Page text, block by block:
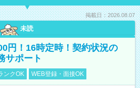
掲載日：2026.08.07
未読
円！16時定時！契約状況の
サポート
ンクOK WEB登録・面接OK